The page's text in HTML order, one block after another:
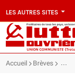
LES AUTRES SITES
Accueil Brèves La